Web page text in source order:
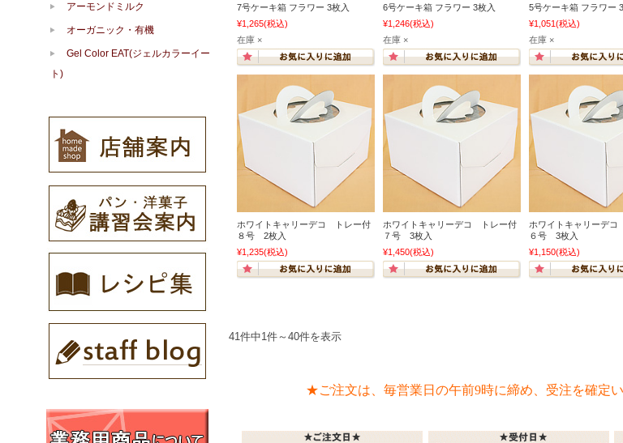
7号ケーキ箱 フラワー 3枚入
¥1,265(税込)
在庫 ×
6号ケーキ箱 フラワー 3枚入
¥1,246(税込)
在庫 ×
5号ケーキ箱 フラワー
¥1,051(税込)
在庫 ×
ホワイトキャリーデコ トレー付
８号 2枚入
¥1,235(税込)
ホワイトキャリーデコ トレー付
７号 3枚入
¥1,450(税込)
ホワイトキャリーデ
６号 3枚入
¥1,150(税込)
41件中1件～40件を表示
★ご注文は、毎営業日の午前9時に締め、受注を確定い
アーモンドミルク
オーガニック・有機
Gel Color EAT(ジェルカラーイー
ト)